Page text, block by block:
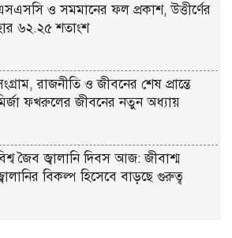
ও সমমানের ফল প্রকাশ, উত্তীর্ণের
৬২.২৫ শতাংশ
রাজনীতি ও জীবনের শেষ প্রান্তে
ফখরুলের জীবনের নতুন অধ্যায়
জৈব জ্বালানি দিবস আজ: জীবাশ্ম
বিকল্প হিসেবে বাড়ছে গুরুত্ব